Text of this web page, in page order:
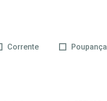
Corrente Poupança